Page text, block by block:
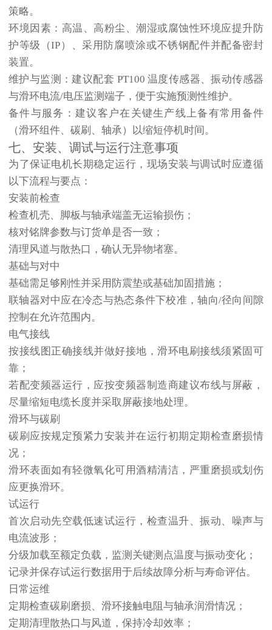
策略。
环境因素 ：高温、高粉尘、潮湿或腐蚀性环境应提升防
护等级（IP）、采用防腐喷涂或不锈钢配件并配备密封
装置。
维护与监测 ：建议配套 PT100 温度传感器、振动传感器
与滑环电流/电压监测端子，便于实施预测性维护。
备件与服务 ：建议客户在关键生产线上备有常用备件
（滑环组件、碳刷、轴承）以缩短停机时间。
七、安装、调试与运行注意事项
为了保证电机长期稳定运行，现场安装与调试时应遵循
以下流程与要点：
安装前检查
检查机壳、脚板与轴承端盖无运输损伤；
核对铭牌参数与订货单是否一致；
清理风道与散热口，确认无异物堵塞。
基础与对中
基础需足够刚性并采用防震垫或基础加固措施；
联轴器对中应在冷态与热态条件下校准，轴向/径向间隙
控制在允许范围内。
电气接线
按接线图正确接线并做好接地，滑环电刷接线须紧固可
靠；
若配变频器运行，应按变频器制造商建议布线与屏蔽，
尽量缩短电缆长度并采取屏蔽接地处理。
滑环与碳刷
碳刷应按规定预紧力安装并在运行初期定期检查磨损情
况；
滑环表面如有轻微氧化可用酒精清洁，严重磨损或划伤
应更换滑环。
试运行
首次启动先空载低速试运行，检查温升、振动、噪声与
电流波形；
分级加载至额定负载，监测关键测点温度与振动变化；
记录并保存试运行数据用于后续故障分析与寿命评估。
日常运维
定期检查碳刷磨损、滑环接触电阻与轴承润滑情况；
定期清理散热口与风道，保持冷却效率；